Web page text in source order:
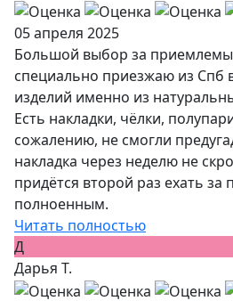
05 апреля 2025
Большой выбор за
специально приезжаю из Спб
изделий именно из
Есть накладки, чёлки,
сожалению, не смогли
накладка через неделю не
придётся второй раз ехать за
полноенным.
Читать полностью
Д
Дарья Т.